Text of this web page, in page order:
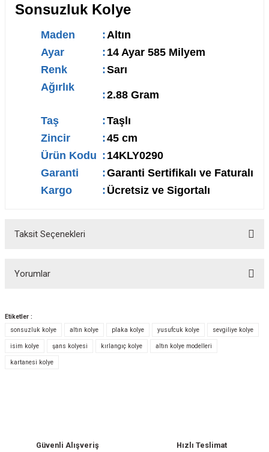
Sonsuzluk Kolye
Maden :Altın
Ayar
: 14 Ayar 585 Milyem
Renk
:Sarı
Ağırlık
:2.88 Gram
Taş :Taşlı
Zincir
:45 cm
Ürün Kodu : 14KLY0290
Garanti
:Garanti Sertifikalı ve Faturalı
Kargo
: Ücretsiz ve Sigortalı
Taksit Seçenekleri
Yorumlar
Bu ürüne ilk yorumu siz yapın!
Etiketler :
sonsuzluk kolye
altın kolye plaka kolye yusufcuk kolye sevgiliye kolye
isim kolye şans kolyesi kırlangıç kolye altın kolye modelleri
kartanesi kolye
Güvenli Alışveriş Hızlı Teslimat